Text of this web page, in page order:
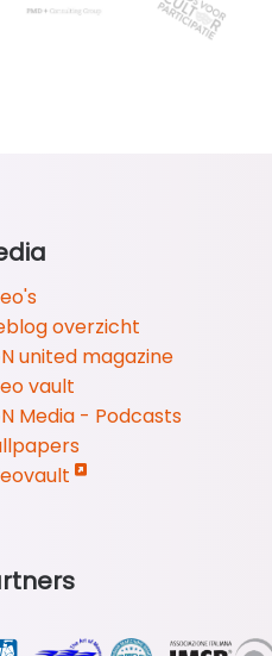
overzicht
united magazine
vault
Media - Podcasts